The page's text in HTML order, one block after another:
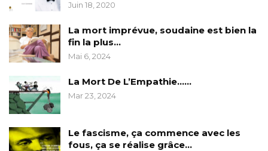
Juin 18, 2020
La mort imprévue, soudaine est bien la
fin la plus…
Mai 6, 2024
La Mort De L’Empathie……
Mar 23, 2024
Le fascisme, ça commence avec les
fous, ça se réalise grâce…